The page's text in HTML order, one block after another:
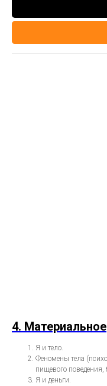
4. Материальное
Я и тело.
Феномены тела
пищевого поведения,
Я и деньги.